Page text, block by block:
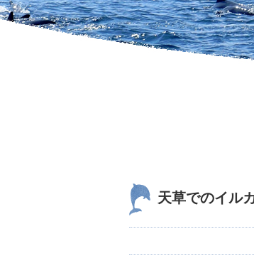
天草でのイル